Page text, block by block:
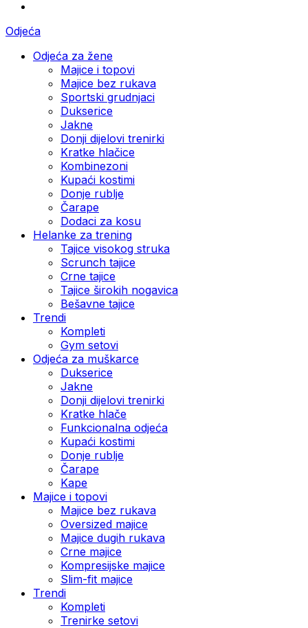
Odjeća
Odjeća za žene
Majice i topovi
Majice bez rukava
Sportski grudnjaci
Dukserice
Jakne
Donji dijelovi trenirki
Kratke hlačice
Kombinezoni
Kupaći kostimi
Donje rublje
Čarape
Dodaci za kosu
Helanke za trening
Tajice visokog struka
Scrunch tajice
Crne tajice
Tajice širokih nogavica
Bešavne tajice
Trendi
Kompleti
Gym setovi
Odjeća za muškarce
Dukserice
Jakne
Donji dijelovi trenirki
Kratke hlače
Funkcionalna odjeća
Kupaći kostimi
Donje rublje
Čarape
Kape
Majice i topovi
Majice bez rukava
Oversized majice
Majice dugih rukava
Crne majice
Kompresijske majice
Slim-fit majice
Trendi
Kompleti
Trenirke setovi